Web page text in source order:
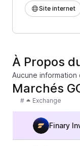
Site internet
À Propos
Aucune
Marchés
# Exchange
Finary